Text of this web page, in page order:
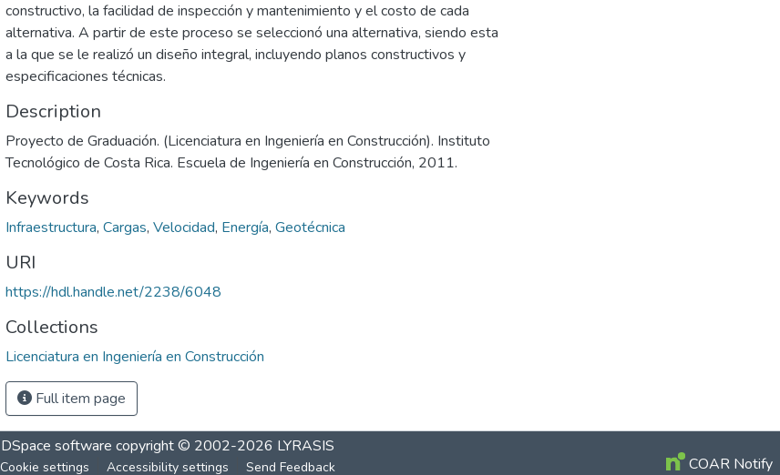
constructivo, la facilidad de inspección y mantenimiento y el costo de cada
alternativa. A partir de este proceso se seleccionó una alternativa, siendo esta
a la que se le realizó un diseño integral, incluyendo planos constructivos y
especificaciones técnicas.
Description
Proyecto de Graduación. (Licenciatura en Ingeniería en Construcción). Instituto
Tecnológico de Costa Rica. Escuela de Ingeniería en Construcción, 2011.
Keywords
Infraestructura, Cargas, Velocidad, Energía, Geotécnica
URI
https://hdl.handle.net/2238/6048
Collections
Licenciatura en Ingeniería en Construcción
Full item page
DSpace software copyright © 2002-2026 LYRASIS
Cookie settings Accessibility settings Send Feedback COAR Notify